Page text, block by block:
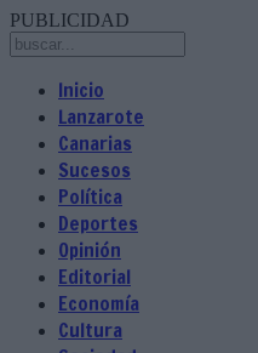
PUBLICIDAD
Inicio
Lanzarote
Canarias
Sucesos
Política
Deportes
Opinión
Editorial
Economía
Cultura